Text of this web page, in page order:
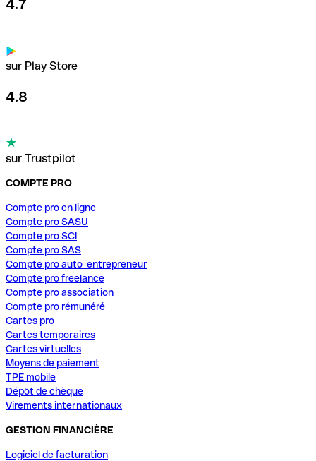
4.7
sur Play Store
4.8
sur Trustpilot
COMPTE PRO
Compte pro en ligne
Compte pro SASU
Compte pro SCI
Compte pro SAS
Compte pro auto-entrepreneur
Compte pro freelance
Compte pro association
Compte pro rémunéré
Cartes pro
Cartes temporaires
Cartes virtuelles
Moyens de paiement
TPE mobile
Dépôt de chèque
Virements internationaux
GESTION FINANCIÈRE
Logiciel de facturation